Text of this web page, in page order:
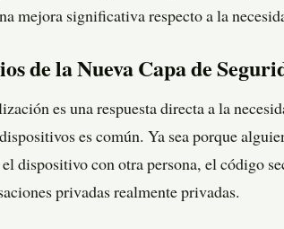
mejora significativa respecto a la
de la Nueva Capa de
es una respuesta directa a la
es común. Ya sea porque
dispositivo con otra persona, el código
privadas realmente privadas.